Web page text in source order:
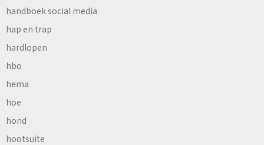
handboek social media
hap en trap
hardlopen
hbo
hema
hoe
hond
hootsuite